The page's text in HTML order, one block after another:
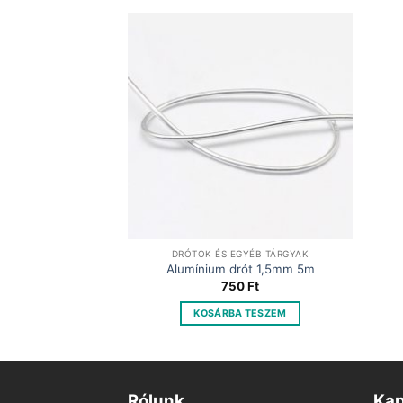
DRÓTOK ÉS EGYÉB TÁRGYAK
Alumínium drót 1,5mm 5m
750Ft
KOSÁRBA TESZEM